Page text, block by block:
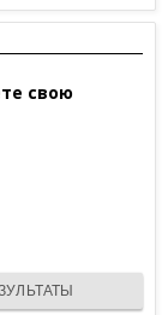
свою